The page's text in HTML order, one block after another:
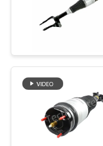
Luft-